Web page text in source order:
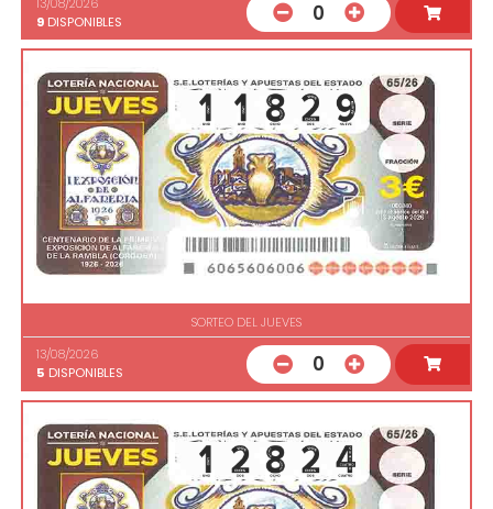
9 DISPONIBLES 0
SORTEO DEL JUEVES
13/08/2026
5 DISPONIBLES 0